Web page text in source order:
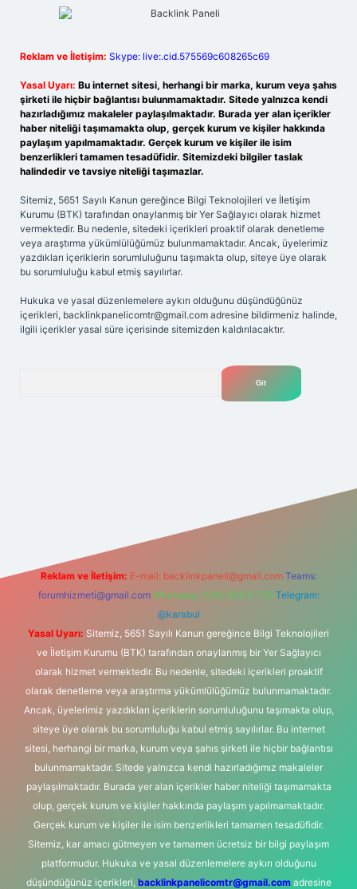
Reklam ve İletişim: Skype: live:.cid.575569c608265c69
Yasal Uyarı: Bu internet sitesi, herhangi bir marka, kurum veya şahıs
şirketi ile hiçbir bağlantısı bulunmamaktadır. Sitede yalnızca kendi
hazırladığımız makaleler paylaşılmaktadır. Burada yer alan içerikler
haber niteliği taşımamakta olup, gerçek kurum ve kişiler hakkında
paylaşım yapılmamaktadır. Gerçek kurum ve kişiler ile isim
benzerlikleri tamamen tesadüfidir. Sitemizdeki bilgiler taslak
halindedir ve tavsiye niteliği taşımazlar.
Sitemiz, 5651 Sayılı Kanun gereğince Bilgi Teknolojileri ve İletişim
Kurumu (BTK) tarafından onaylanmış bir Yer Sağlayıcı olarak hizmet
vermektedir. Bu nedenle, sitedeki içerikleri proaktif olarak denetleme
veya araştırma yükümlülüğümüz bulunmamaktadır. Ancak, üyelerimiz
yazdıkları içeriklerin sorumluluğunu taşımakta olup, siteye üye olarak
bu sorumluluğu kabul etmiş sayılırlar.
Hukuka ve yasal düzenlemelere aykırı olduğunu düşündüğünüz
içerikleri, backlinkpanelicomtr@gmail.com adresine bildirmeniz halinde,
ilgili içerikler yasal süre içerisinde sitemizden kaldırılacaktır.
Reklam ve İletişim: E-mail: backlinkpaneli@gmail.com Teams:
forumhizmeti@gmail.com Whatsapp: 0262 606 0 726 Telegram:
@karabul
Yasal Uyarı: Sitemiz, 5651 Sayılı Kanun gereğince Bilgi Teknolojileri
ve İletişim Kurumu (BTK) tarafından onaylanmış bir Yer Sağlayıcı
olarak hizmet vermektedir. Bu nedenle, sitedeki içerikleri proaktif
olarak denetleme veya araştırma yükümlülüğümüz bulunmamaktadır.
Ancak, üyelerimiz yazdıkları içeriklerin sorumluluğunu taşımakta olup,
siteye üye olarak bu sorumluluğu kabul etmiş sayılırlar. Bu internet
sitesi, herhangi bir marka, kurum veya şahıs şirketi ile hiçbir bağlantısı
bulunmamaktadır. Sitede yalnızca kendi hazırladığımız makaleler
paylaşılmaktadır. Burada yer alan içerikler haber niteliği taşımamakta
olup, gerçek kurum ve kişiler hakkında paylaşım yapılmamaktadır.
Gerçek kurum ve kişiler ile isim benzerlikleri tamamen tesadüfidir.
Sitemiz, kar amacı gütmeyen ve tamamen ücretsiz bir bilgi paylaşım
platformudur. Hukuka ve yasal düzenlemelere aykırı olduğunu
düşündüğünüz içerikleri, backlinkpanelicomtr@gmail.comadresine